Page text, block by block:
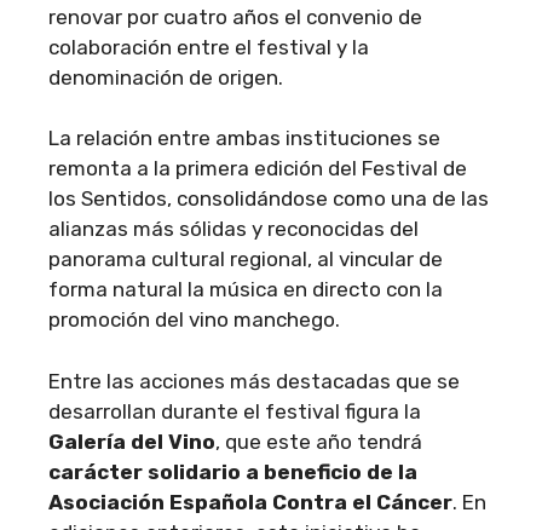
renovar por cuatro años el convenio de
colaboración entre el festival y la
denominación de origen.
La relación entre ambas instituciones se
remonta a la primera edición del Festival de
los Sentidos, consolidándose como una de las
alianzas más sólidas y reconocidas del
panorama cultural regional, al vincular de
forma natural la música en directo con la
promoción del vino manchego.
Entre las acciones más destacadas que se
desarrollan durante el festival figura la
Galería del Vino, que este año tendrá
carácter solidario a beneficio de la
Asociación Española Contra el Cáncer. En